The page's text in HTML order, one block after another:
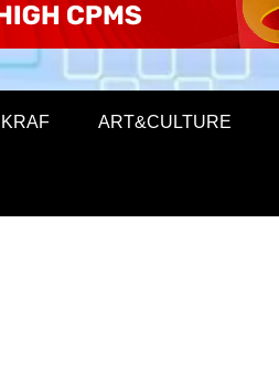
ART&CULTURE